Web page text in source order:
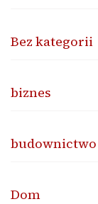
Bez kategorii
biznes
budownictwo
Dom